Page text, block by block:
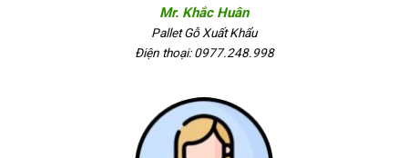
Mr. Khắc Huân
Pallet Gỗ Xuất Khẩu
Điện thoại: 0977.248.998